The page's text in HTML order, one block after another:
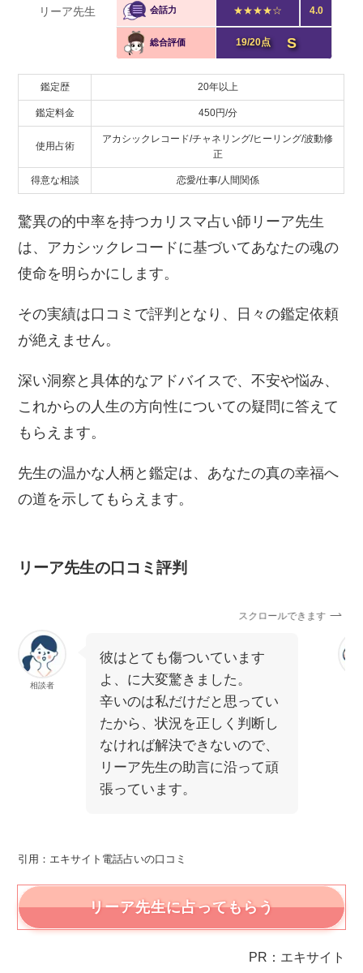
リーア先生 会話力 ★★★★☆ 4.0
総合評価 19/20点 S
鑑定歴 20年以上
鑑定料金 450円/分
使用占術
アカシックレコード/チャネリング/ヒーリング/波動修
正
得意な相談 恋愛/仕事/人間関係
驚異の的中率を持つカリスマ占い師リーア先生
は、アカシックレコードに基づいてあなたの魂の
使命を明らかにします。
その実績は口コミで評判となり、日々の鑑定依頼
が絶えません。
深い洞察と具体的なアドバイスで、不安や悩み、
これからの人生の方向性についての疑問に答えて
もらえます。
先生の温かな人柄と鑑定は、あなたの真の幸福へ
の道を示してもらえます。
リーア先生の口コミ評判
スクロールできます
相談者
彼はとても傷ついています
よ、に大変驚きました。
辛いのは私だけだと思ってい
たから、状況を正しく判断し
なければ解決できないので、
リーア先生の助言に沿って頑
張っています。
引用：エキサイト電話占いの口コミ
リーア先生に占ってもらう
PR：エキサイト